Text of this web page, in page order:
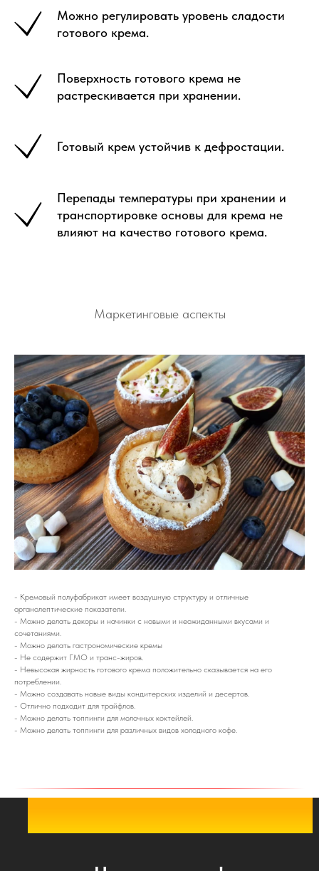
Можно регулировать уровень сладости
готового крема.
Поверхность готового крема не
растрескивается при хранении.
Готовый крем устойчив к дефростации.
Перепады температуры при хранении и
транспортировке основы для крема не
влияют на качество готового крема.
Маркетинговые аспекты
- Кремовый полуфабрикат имеет воздушную структуру и отличные
органолептические показатели.
- Можно делать декоры и начинки с новыми и неожиданными вкусами и
сочетаниями.
- Можно делать гастрономические кремы
- Не содержит ГМО и транс-жиров.
- Невысокая жирность готового крема положительно сказывается на его
потреблении.
- Можно создавать новые виды кондитерских изделий и десертов.
- Отлично подходит для трайфлов.
- Можно делать топпинги для молочных коктейлей.
- Можно делать топпинги для различных видов холодного кофе.